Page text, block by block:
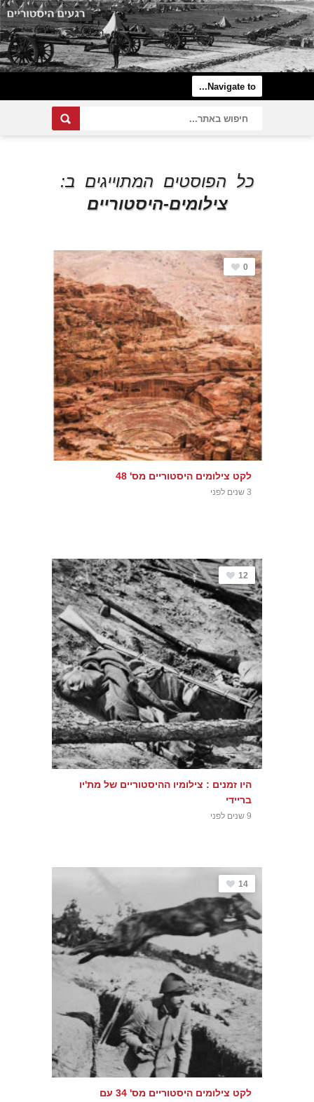
כל הפוסטים המתוייגים ב:
צילומים-היסטוריים
0
לקט צילומים היסטוריים מס' 48
3 שנים לפני
12
היו זמנים : צילומיו ההיסטוריים של מת'יו
בריידי
9 שנים לפני
14
לקט צילומים היסטוריים מס' 34 עם